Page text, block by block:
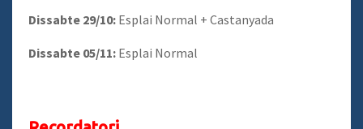
Dissabte 29/10: Esplai Normal + Castanyada
Dissabte 05/11: Esplai Normal